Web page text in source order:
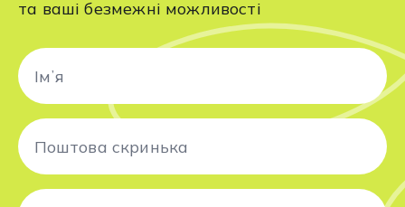
та ваші безмежні можливості